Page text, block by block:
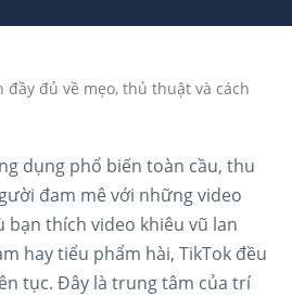
đầy đủ về mẹo, thủ thuật và cách
dụng phổ biến toàn cầu, thu
đam mê với những video
bạn thích video khiêu vũ lan
hay tiểu phẩm hài, TikTok đều
tục. Đây là trung tâm của trí